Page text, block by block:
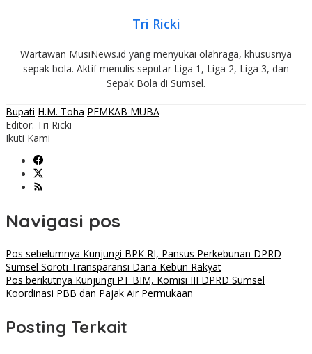
Tri Ricki
Wartawan MusiNews.id yang menyukai olahraga, khususnya
sepak bola. Aktif menulis seputar Liga 1, Liga 2, Liga 3, dan
Sepak Bola di Sumsel.
Bupati H.M. Toha PEMKAB MUBA
Editor: Tri Ricki
Ikuti Kami
Navigasi pos
Pos sebelumnya Kunjungi BPK RI, Pansus Perkebunan DPRD
Sumsel Soroti Transparansi Dana Kebun Rakyat
Pos berikutnya Kunjungi PT BIM, Komisi III DPRD Sumsel
Koordinasi PBB dan Pajak Air Permukaan
Posting Terkait